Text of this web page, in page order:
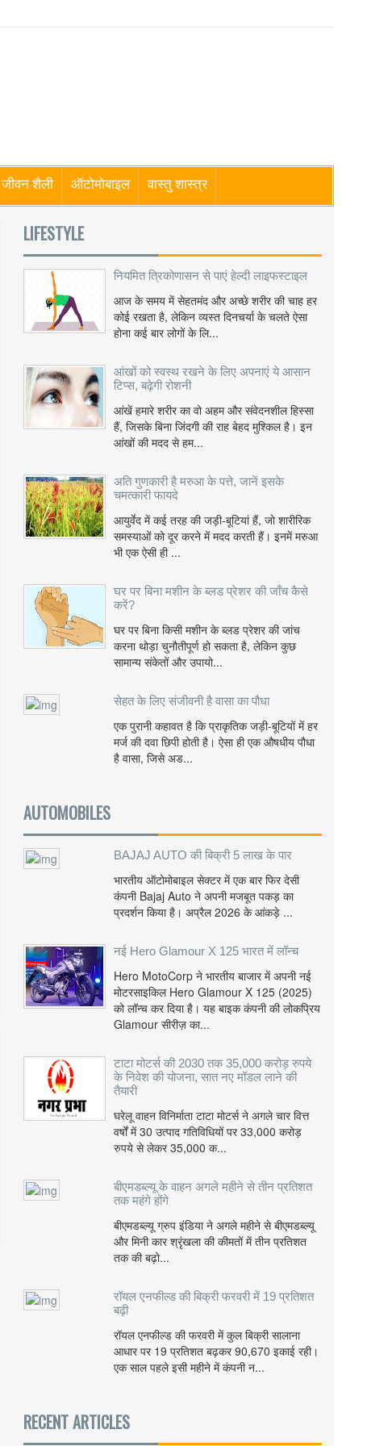
जीवन शैली ऑटोमोबाइल वास्तु शास्त्र
LIFESTYLE
नियमित त्रिकोणासन से पाएं हेल्दी लाइफस्टाइल
आज के समय में सेहतमंद और अच्छे शरीर की चाह हर
कोई रखता है, लेकिन व्यस्त दिनचर्या के चलते ऐसा
होना कई बार लोगों के लि...
आंखों को स्वस्थ रखने के लिए अपनाएं ये आसान
टिप्स, बढ़ेगी रोशनी
आंखें हमारे शरीर का वो अहम और संवेदनशील हिस्सा
हैं, जिसके बिना जिंदगी की राह बेहद मुश्किल है। इन
आंखों की मदद से हम...
अति गुणकारी है मरुआ के पत्ते, जानें इसके
चमत्कारी फायदे
आयुर्वेद में कई तरह की जड़ी-बूटियां हैं, जो शारीरिक
समस्याओं को दूर करने में मदद करती हैं। इनमें मरुआ
भी एक ऐसी ही ...
घर पर बिना मशीन के ब्लड प्रेशर की जाँच कैसे
करें?
घर पर बिना किसी मशीन के ब्लड प्रेशर की जांच
करना थोड़ा चुनौतीपूर्ण हो सकता है, लेकिन कुछ
सामान्य संकेतों और उपायो...
सेहत के लिए संजीवनी है वासा का पौधा
एक पुरानी कहावत है कि प्राकृतिक जड़ी-बूटियों में हर
मर्ज की दवा छिपी होती है। ऐसा ही एक औषधीय पौधा
है वासा, जिसे अड...
AUTOMOBILES
BAJAJ AUTO की बिक्री 5 लाख के पार
भारतीय ऑटोमोबाइल सेक्टर में एक बार फिर देसी
कंपनी Bajaj Auto ने अपनी मजबूत पकड़ का
प्रदर्शन किया है। अप्रैल 2026 के आंकड़े ...
नई Hero Glamour X 125 भारत में लॉन्च
Hero MotoCorp ने भारतीय बाजार में अपनी नई
मोटरसाइकिल Hero Glamour X 125 (2025)
को लॉन्च कर दिया है। यह बाइक कंपनी की लोकप्रिय
Glamour सीरीज़ का...
टाटा मोटर्स की 2030 तक 35,000 करोड़ रुपये
के निवेश की योजना, सात नए मॉडल लाने की
तैयारी
घरेलू वाहन विनिर्माता टाटा मोटर्स ने अगले चार वित्त
वर्षों में 30 उत्पाद गतिविधियों पर 33,000 करोड़
रुपये से लेकर 35,000 क...
बीएमडब्ल्यू के वाहन अगले महीने से तीन प्रतिशत
तक महंगे होंगे
बीएमडब्ल्यू ग्रुप इंडिया ने अगले महीने से बीएमडब्ल्यू
और मिनी कार श्रृंखला की कीमतों में तीन प्रतिशत
तक की बढ़ो...
रॉयल एनफील्ड की बिक्री फरवरी में 19 प्रतिशत
बढ़ी
रॉयल एनफील्ड की फरवरी में कुल बिक्री सालाना
आधार पर 19 प्रतिशत बढ़कर 90,670 इकाई रही।
एक साल पहले इसी महीने में कंपनी न...
RECENT ARTICLES